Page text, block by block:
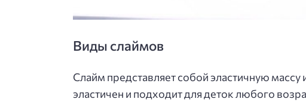
Виды слаймов
Слайм представляет собой эластичную
эластичен и подходит для деток любого